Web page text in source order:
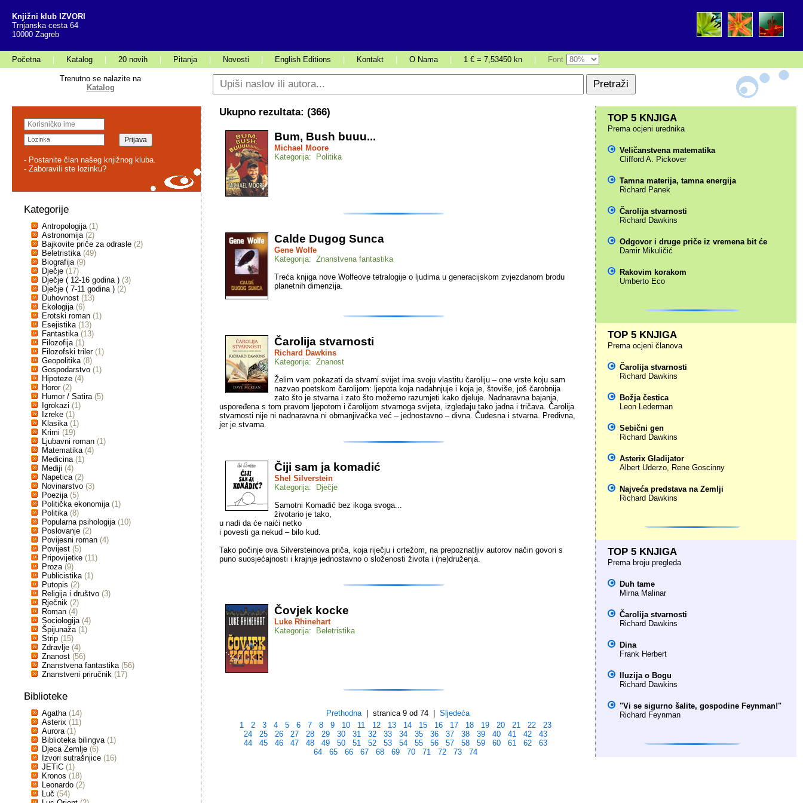
Knjižni klub IZVORI
Trnjanska cesta 64
10000 Zagreb
Početna Katalog 20 novih Pitanja Novosti English Editions Kontakt O Nama 1 € = 7,53450 kn Font
Trenutno se nalazite na
Katalog
- Postanite član našeg knjižnog kluba.
- Zaboravili ste lozinku?
Kategorije
Antropologija (1)
Astronomija (2)
Bajkovite priče za odrasle (2)
Beletristika (49)
Biografija (9)
Dječje (17)
Dječje ( 12-16 godina ) (3)
Dječje ( 7-11 godina ) (2)
Duhovnost (13)
Ekologija (6)
Erotski roman (1)
Esejistika (13)
Fantastika (13)
Filozofija (1)
Filozofski triler (1)
Geopolitika (8)
Gospodarstvo (1)
Hipoteze (4)
Horor (2)
Humor / Satira (5)
Igrokazi (1)
Izreke (1)
Klasika (1)
Krimi (19)
Ljubavni roman (1)
Matematika (4)
Medicina (1)
Mediji (4)
Napetica (2)
Novinarstvo (3)
Poezija (5)
Politička ekonomija (1)
Politika (8)
Popularna psihologija (10)
Poslovanje (2)
Povijesni roman (4)
Povijest (5)
Pripovijetke (11)
Proza (9)
Publicistika (1)
Putopis (2)
Religija i društvo (3)
Rječnik (2)
Roman (4)
Sociologija (4)
Špijunaža (1)
Strip (15)
Zdravlje (4)
Znanost (56)
Znanstvena fantastika (56)
Znanstveni priručnik (17)
Biblioteke
Agatha (14)
Asterix (11)
Aurora (1)
Biblioteka bilingva (1)
Djeca Zemlje (6)
Izvori sutrašnjice (16)
JETiC (1)
Kronos (18)
Leonardo (2)
Luč (54)
Ukupno rezultata: (366)
Bum, Bush buuu...
Michael Moore
Kategorija: Politika
Calde Dugog Sunca
Gene Wolfe
Kategorija: Znanstvena fantastika
Treća knjiga nove Wolfeove tetralogije o ljudima u generacijskom zvjezdanom brodu
planetnih dimenzija.
Čarolija stvarnosti
Richard Dawkins
Kategorija: Znanost
Želim vam pokazati da stvarni svijet ima svoju vlastitu čaroliju – one vrste koju sam
nazvao poetskom čarolijom: ljepota koja nadahnjuje i koja je, štoviše, još čarobnija
zato što je stvarna i zato što možemo razumjeti kako djeluje. Nadnaravna bajanja,
uspoređena s tom pravom ljepotom i čarolijom stvarnoga svijeta, izgledaju tako jadna i tričava. Čarolija
stvarnosti nije ni nadnaravna ni obmanjivačka već – jednostavno – divna. Čudesna i stvarna. Predivna,
jer je stvarna.
Čiji sam ja komadić
Shel Silverstein
Kategorija: Dječje
Samotni Komadić bez ikoga svoga...
životario je tako,
u nadi da će naići netko
i povesti ga nekud – bilo kud.
Tako počinje ova Silversteinova priča, koja riječju i crtežom, na prepoznatljiv autorov način govori s
puno suosjećajnosti i krajnje jednostavno o složenosti života i (ne)druženja.
Čovjek kocke
Luke Rhinehart
Kategorija: Beletristika
Prethodna| stranica 9 od 74 |Sljedeća
1
2 3 4 5 6 7 8 9 10 11 12 13 14 15 16 17 18 19 20 21 22
23
24
25 26 27 28 29 30 31 32 33 34 35 36 37 38 39 40 41 42
43
44
45 46 47 48 49 50 51 52 53 54 55 56 57 58 59 60 61 62
63
64
65 66 67 68 69 70 71 72 73 74
TOP 5 KNJIGA
Prema ocjeni urednika
Veličanstvena matematika
Clifford A. Pickover
Tamna materija, tamna energija
Richard Panek
Čarolija stvarnosti
Richard Dawkins
Odgovor i druge priče iz vremena bit će
Damir Mikuličić
Rakovim korakom
Umberto Eco
TOP 5 KNJIGA
Prema ocjeni članova
Čarolija stvarnosti
Richard Dawkins
Božja čestica
Leon Lederman
Sebični gen
Richard Dawkins
Asterix Gladijator
Albert Uderzo, Rene Goscinny
Najveća predstava na Zemlji
Richard Dawkins
TOP 5 KNJIGA
Prema broju pregleda
Duh tame
Mirna Malinar
Čarolija stvarnosti
Richard Dawkins
Dina
Frank Herbert
Iluzija o Bogu
Richard Dawkins
"Vi se sigurno šalite, gospodine Feynman!"
Richard Feynman